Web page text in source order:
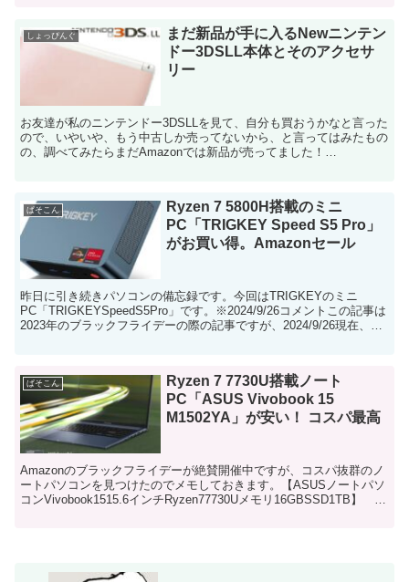
しょっぴんぐ
まだ新品が手に入るNewニンテン
ドー3DSLL本体とそのアクセサ
リー
お友達が私のニンテンドー3DSLLを見て、自分も買おうかなと言った
ので、いやいや、もう中古しか売ってないから、と言ってはみたもの
の、調べてみたらまだAmazonでは新品が売ってました！
ぱそこん
Ryzen 7 5800H搭載のミニ
PC「TRIGKEY Speed S5 Pro」
がお買い得。Amazonセール
昨日に引き続きパソコンの備忘録です。今回はTRIGKEYのミニ
PC「TRIGKEYSpeedS5Pro」です。※2024/9/26コメントこの記事は
2023年のブラックフライデーの際の記事ですが、2024/9/26現在、ア
ぱそこん
Ryzen 7 7730U搭載ノート
PC「ASUS Vivobook 15
M1502YA」が安い！ コスパ最高
Amazonのブラックフライデーが絶賛開催中ですが、コスパ抜群のノ
ートパソコンを見つけたのでメモしておきます。【ASUSノートパソ
コンVivobook1515.6インチRyzen77730Uメモリ16GBSSD1TB】 な